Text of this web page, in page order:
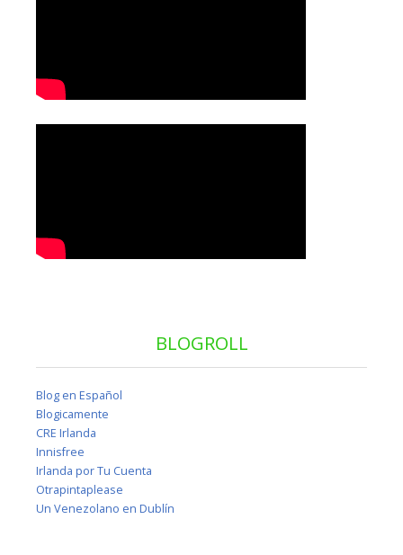
BLOGROLL
Blog en Español
Blogicamente
CRE Irlanda
Innisfree
Irlanda por Tu Cuenta
Otrapintaplease
Un Venezolano en Dublín